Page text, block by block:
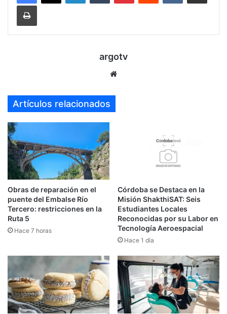
Imprimir
argotv
Artículos relacionados
Obras de reparación en el
puente del Embalse Río
Tercero: restricciones en la
Ruta 5
Hace 7 horas
Córdoba se Destaca en la
Misión ShakthiSAT: Seis
Estudiantes Locales
Reconocidas por su Labor en
Tecnología Aeroespacial
Hace 1 día